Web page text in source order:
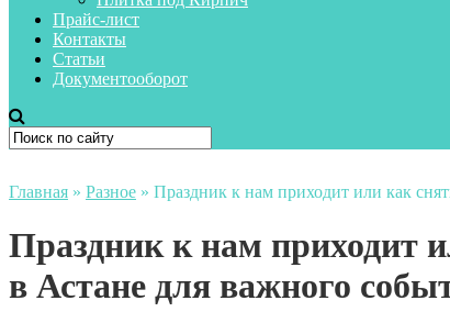
Прайс-лист
Контакты
Статьи
Документооборот
Главная » Разное » Праздник к нам приходит или как
Праздник к нам приходит
в Астане для важного